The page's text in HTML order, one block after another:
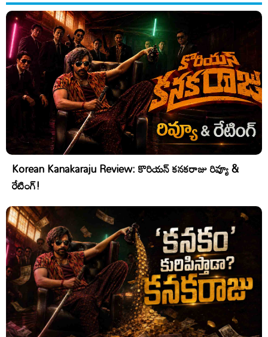
Korean Kanakaraju Review: కొరియన్ కనకరాజు రివ్యూ &
రేటింగ్!